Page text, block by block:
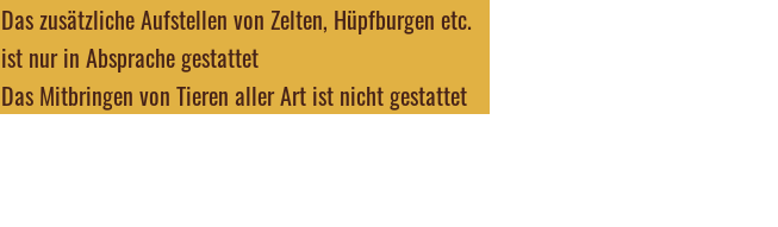
Das zusätzliche Aufstellen von Zelten, Hüpfburgen etc.
ist nur in Absprache gestattet
Das Mitbringen von Tieren aller Art ist nicht gestattet